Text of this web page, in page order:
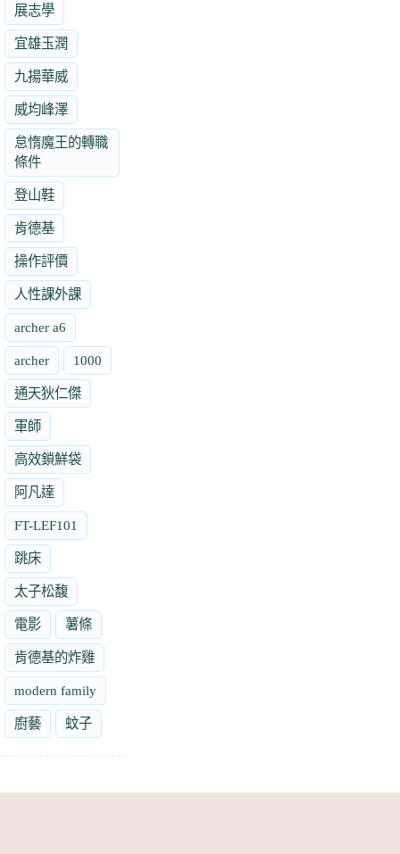
展志學
宜雄玉潤
九揚華威
威均峰澤
怠惰魔王的轉職
條件
登山鞋
肯德基
操作評價
人性課外課
archer a6
archer 1000
通天狄仁傑
軍師
高效鎖鮮袋
阿凡達
FT-LEF101
跳床
太子松馥
電影 薯條
肯德基的炸雞
modern family
廚藝 蚊子